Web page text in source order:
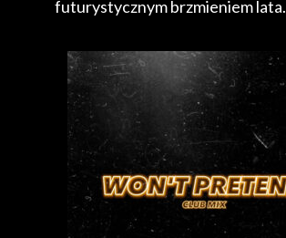
futurystycznym brzmieniem lata.